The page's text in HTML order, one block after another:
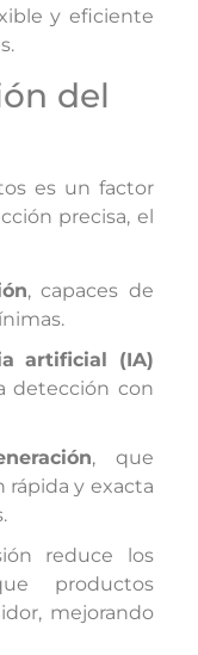
y eficiente
del
es un factor
precisa, el
, capaces de
artificial (IA)
detección con
, que
y exacta
reduce los
productos
mejorando